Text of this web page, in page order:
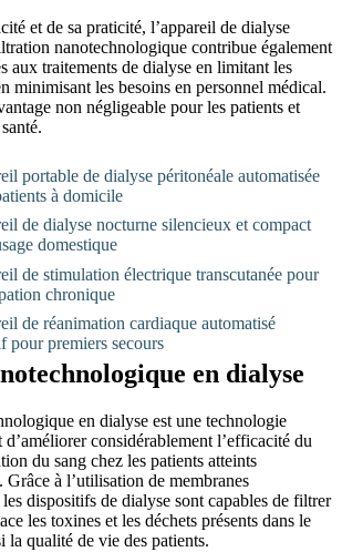
et de sa praticité, l’appareil de dialyse
nanotechnologique contribue également
aux traitements de dialyse en limitant les
minimisant les besoins en personnel médical.
non négligeable pour les patients et
portable de dialyse péritonéale automatisée
à domicile
de dialyse nocturne silencieux et compact
domestique
de stimulation électrique transcutanée pour
chronique
de réanimation cardiaque automatisé
pour premiers secours
en dialyse
en dialyse est une technologie
considérablement l’efficacité du
du sang chez les patients atteints
Grâce à l’utilisation de membranes
dispositifs de dialyse sont capables de filtrer
les toxines et les déchets présents dans le
la qualité de vie des patients.